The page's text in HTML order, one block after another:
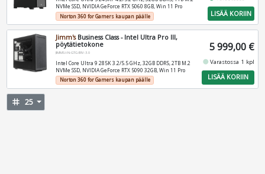
NVMe SSD, NVIDIA GeForce RTX 5060 8GB, Win 11 Pro
Norton 360 for Gamers kaupan päälle LISÄÄ KORIIN
Jimm'sBusiness Class - Intel Ultra Pro III,
pöytätietokone
JIMMS-I-N-GTG-BIV-3.0
Intel Core Ultra 9 285K 3.2/5.5 GHz, 32GB DDR5, 2TB M.2
NVMe SSD, NVIDIA GeForce RTX 5090 32GB, Win 11 Pro
Norton 360 for Gamers kaupan päälle
5 999,00 €
fiber_manual_record Varastossa 1 kpl
LISÄÄ KORIIN
tag 25